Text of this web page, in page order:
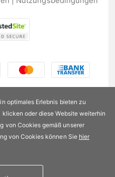
optimales Erlebnis bieten zu
klicken oder diese Website weiterhin
von Cookies gemäß unserer
von Cookies können Sie hier